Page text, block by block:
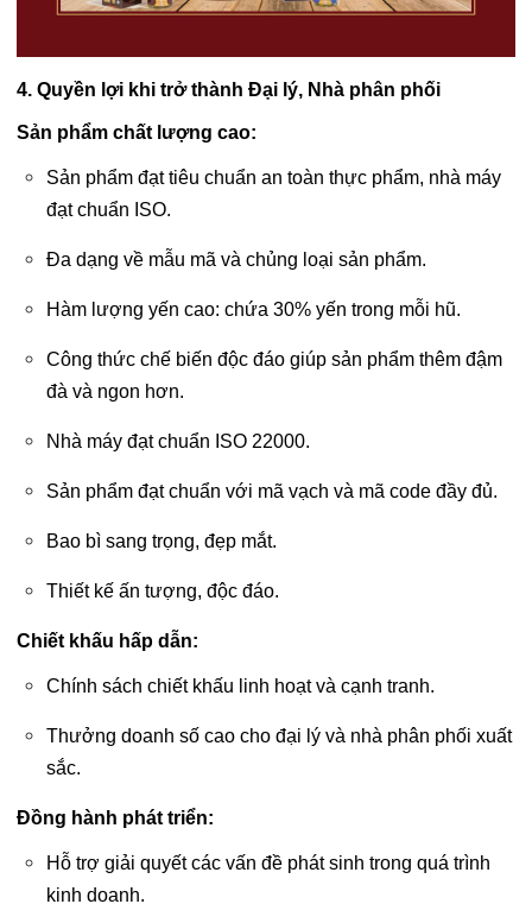
4. Quyền lợi khi trở thành Đại lý, Nhà phân phối
Sản phẩm chất lượng cao:
Sản phẩm đạt tiêu chuẩn an toàn thực phẩm, nhà máy
đạt chuẩn ISO.
Đa dạng về mẫu mã và chủng loại sản phẩm.
Hàm lượng yến cao: chứa 30% yến trong mỗi hũ.
Công thức chế biến độc đáo giúp sản phẩm thêm đậm
đà và ngon hơn.
Nhà máy đạt chuẩn ISO 22000.
Sản phẩm đạt chuẩn với mã vạch và mã code đầy đủ.
Bao bì sang trọng, đẹp mắt.
Thiết kế ấn tượng, độc đáo.
Chiết khấu hấp dẫn:
Chính sách chiết khấu linh hoạt và cạnh tranh.
Thưởng doanh số cao cho đại lý và nhà phân phối xuất
sắc.
Đồng hành phát triển:
Hỗ trợ giải quyết các vấn đề phát sinh trong quá trình
kinh doanh.